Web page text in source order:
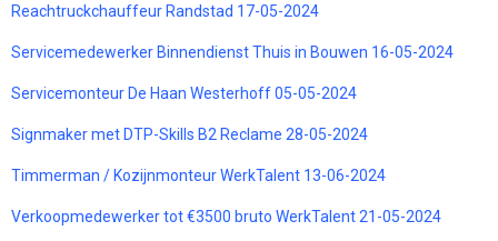
Reachtruckchauffeur Randstad 17-05-2024
Servicemedewerker Binnendienst Thuis in Bouwen 16-05-2024
Servicemonteur De Haan Westerhoff 05-05-2024
Signmaker met DTP-Skills B2 Reclame 28-05-2024
Timmerman / Kozijnmonteur WerkTalent 13-06-2024
Verkoopmedewerker tot €3500 bruto WerkTalent 21-05-2024